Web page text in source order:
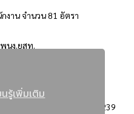
นรู้เพิ่มเติม
าน จำนวน 81 อัตรา
พนง.ยสท.
3239